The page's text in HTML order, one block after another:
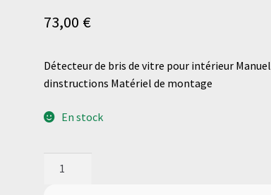
73,00 €
Détecteur de bris de vitre pour intérieur Manuel
dinstructions Matériel de montage
En stock